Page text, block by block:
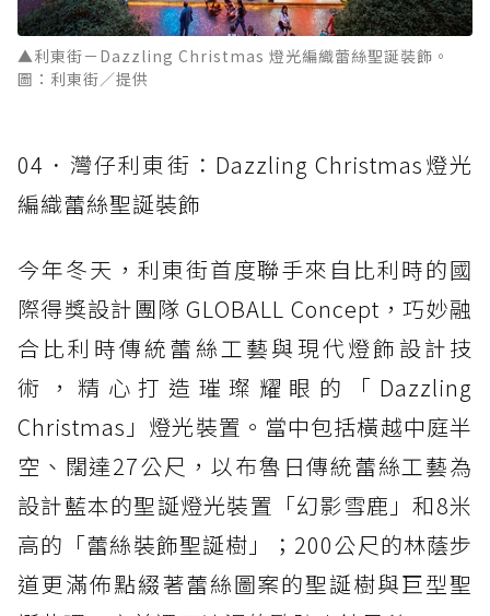
▲利東街－Dazzling Christmas 燈光編織蕾絲聖誕裝飾。
圖：利東街／提供
04．灣仔利東街：Dazzling Christmas燈光
編織蕾絲聖誕裝飾
今年冬天，利東街首度聯手來自比利時的國
際得獎設計團隊 GLOBALL Concept，巧妙融
合比利時傳統蕾絲工藝與現代燈飾設計技
術，精心打造璀璨耀眼的「Dazzling
Christmas」燈光裝置。當中包括橫越中庭半
空、闊達27公尺，以布魯日傳統蕾絲工藝為
設計藍本的聖誕燈光裝置「幻影雪鹿」和8米
高的「蕾絲裝飾聖誕樹」；200公尺的林蔭步
道更滿佈點綴著蕾絲圖案的聖誕樹與巨型聖